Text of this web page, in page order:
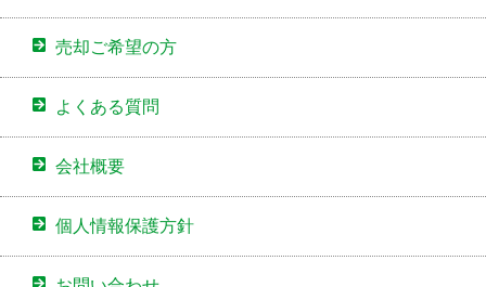
売却ご希望の方
よくある質問
会社概要
個人情報保護方針